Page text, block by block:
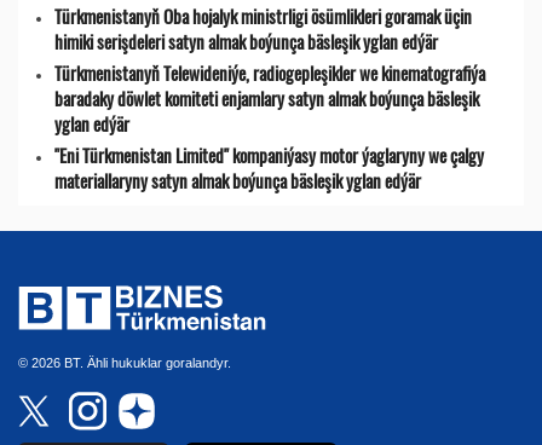
Türkmenistanyň Oba hojalyk ministrligi ösümlikleri goramak üçin
himiki serişdeleri satyn almak boýunça bäsleşik yglan edýär
Türkmenistanyň Telewideniýe, radio­gepleşikler we kinematografiýa
baradaky döwlet komiteti enjamlary satyn almak boýunça bäsleşik
yglan edýär
"Eni Türkmenistan Limited" kompaniýasy motor ýaglaryny we çalgy
materiallaryny satyn almak boýunça bäsleşik yglan edýär
© 2026 BT. Ähli hukuklar goralandyr.